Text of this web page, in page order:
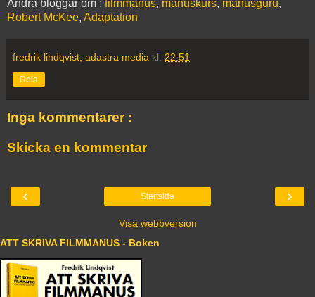
Andra bloggar om : filmmanus, manuskurs, manusguru,
Robert McKee, Adaptation
fredrik lindqvist, adastra media kl. 22:51
Dela
Inga kommentarer :
Skicka en kommentar
‹ ›
Startsida
Visa webbversion
ATT SKRIVA FILMMANUS - Boken